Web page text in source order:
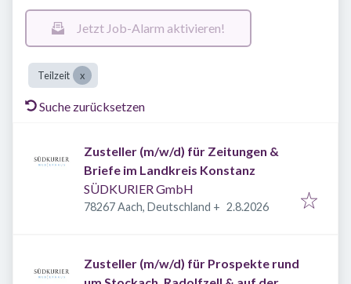
Jetzt Job-Alarm aktivieren!
Teilzeit
Suche zurücksetzen
Zusteller (m/w/d) für Zeitungen &
Briefe im Landkreis Konstanz
SÜDKURIER GmbH
78267 Aach, Deutschland + Veröffentlicht
2.8.2026
Zusteller (m/w/d) für Prospekte rund